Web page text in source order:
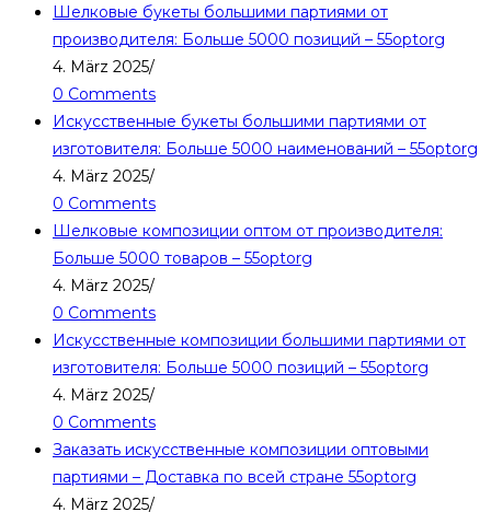
Шелковые букеты большими партиями от
производителя: Больше 5000 позиций – 55optorg
4. März 2025/
0 Comments
Искусственные букеты большими партиями от
изготовителя: Больше 5000 наименований – 55optorg
4. März 2025/
0 Comments
Шелковые композиции оптом от производителя:
Больше 5000 товаров – 55optorg
4. März 2025/
0 Comments
Искусственные композиции большими партиями от
изготовителя: Больше 5000 позиций – 55optorg
4. März 2025/
0 Comments
Заказать искусственные композиции оптовыми
партиями – Доставка по всей стране 55optorg
4. März 2025/